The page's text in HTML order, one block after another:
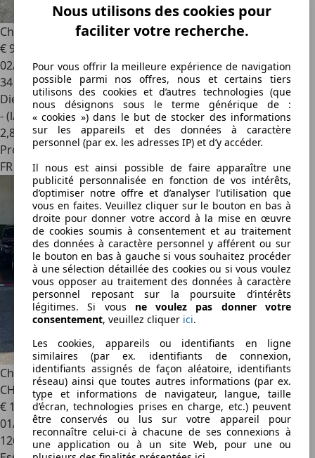
Chevrolet Orlando2.0 VCDI163 LTZ
€ 9 990
02/2012
34 628 km
Diesel
- (l/100 km)
2,8
Professionnel
FR 77144
Chevrolet CorvetteV8 304cv /SUIVI D'ENTRETIEN / CUIR
CHAUFFANT / SIEGE ELECTRIQUE / VITRE ELEC
€ 15 990
01/1995
126 000 km
Nous utilisons des cookies pour
faciliter votre recherche.
Pour vous offrir la meilleure expérience de navigation
possible parmi nos offres, nous et certains tiers
utilisons des cookies et d’autres technologies (que
nous désignons sous le terme générique de :
« cookies ») dans le but de stocker des informations
sur les appareils et des données à caractère
personnel (par ex. les adresses IP) et d’y accéder.
Il nous est ainsi possible de faire apparaître une
publicité personnalisée en fonction de vos intérêts,
d’optimiser notre offre et d’analyser l’utilisation que
vous en faites. Veuillez cliquer sur le bouton en bas à
droite pour donner votre accord à la mise en œuvre
de cookies soumis à consentement et au traitement
des données à caractère personnel y afférent ou sur
le bouton en bas à gauche si vous souhaitez procéder
à une sélection détaillée des cookies ou si vous voulez
vous opposer au traitement des données à caractère
personnel reposant sur la poursuite d’intérêts
légitimes. Si vous ne voulez pas donner votre
consentement, veuillez cliquer ici.
Les cookies, appareils ou identifiants en ligne
similaires (par ex. identifiants de connexion,
identifiants assignés de façon aléatoire, identifiants
réseau) ainsi que toutes autres informations (par ex.
type et informations de navigateur, langue, taille
d’écran, technologies prises en charge, etc.) peuvent
être conservés ou lus sur votre appareil pour
reconnaître celui-ci à chacune de ses connexions à
une application ou à un site Web, pour une ou